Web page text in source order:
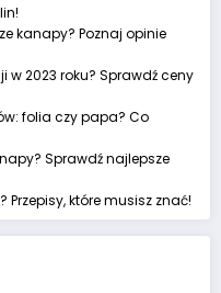
czego służy?
w instalacji
z bali drewnianych?
8 kluczowych
systemu odwadniania
Sprawdzone
kanapy? Poznaj opinie
w 2023 roku? Sprawdź ceny
folia czy papa? Co